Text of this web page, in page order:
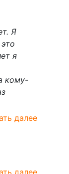
Я
я
кому-
далее
далее